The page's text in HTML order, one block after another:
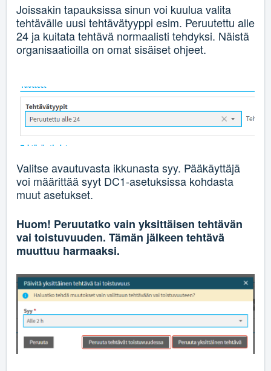
Joissakin tapauksissa sinun voi kuulua valita
tehtävälle uusi tehtävätyyppi esim. Peruutettu alle
24 ja kuitata tehtävä normaalisti tehdyksi. Näistä
organisaatioilla on omat sisäiset ohjeet.
Valitse avautuvasta ikkunasta syy. Pääkäyttäjä
voi määrittää syyt DC1-asetuksissa kohdasta
muut asetukset.
Huom! Peruutatko vain yksittäisen tehtävän
vai toistuvuuden. Tämän jälkeen tehtävä
muuttuu harmaaksi.